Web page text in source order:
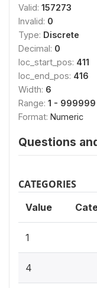
Valid: 157273
Invalid: 0
Type: Discrete
Decimal: 0
loc_start_pos: 411
loc_end_pos: 416
Width: 6
Range: 1 - 999999
Format: Numeric
Questions
CATEGORIES
Value
1
4